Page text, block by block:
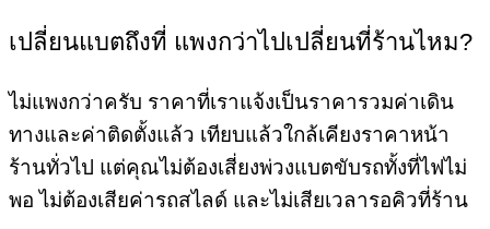
เปลี่ยนแบตถึงที่ แพงกว่าไปเปลี่ยนที่ร้านไหม?
ไม่แพงกว่าครับ ราคาที่เราแจ้งเป็นราคารวมค่าเดิน
ทางและค่าติดตั้งแล้ว เทียบแล้วใกล้เคียงราคาหน้า
ร้านทั่วไป แต่คุณไม่ต้องเสี่ยงพ่วงแบตขับรถทั้งที่ไฟไม่
พอ ไม่ต้องเสียค่ารถสไลด์ และไม่เสียเวลารอคิวที่ร้าน